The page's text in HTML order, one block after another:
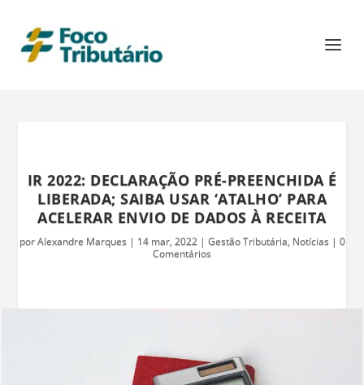
IR 2022: DECLARAÇÃO PRÉ-PREENCHIDA É
LIBERADA; SAIBA USAR ‘ATALHO’ PARA
ACELERAR ENVIO DE DADOS À RECEITA
porAlexandre Marques | 14 mar, 2022| Gestão Tributária, Notícias | 0
Comentários